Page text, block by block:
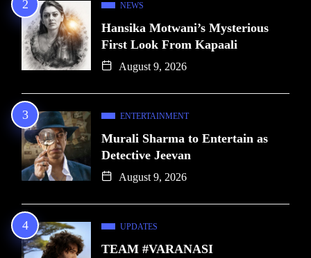
NEWS
Hansika Motwani’s Mysterious
First Look From Kapaali
August 9, 2026
ENTERTAINMENT
Murali Sharma to Entertain as
Detective Jeevan
August 9, 2026
UPDATES
TEAM #VARANASI